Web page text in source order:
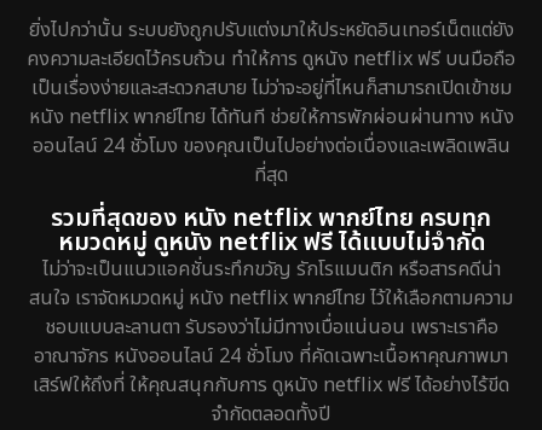
ยิ่งไปกว่านั้น ระบบยังถูกปรับแต่งมาให้ประหยัดอินเทอร์เน็ตแต่ยัง
คงความละเอียดไว้ครบถ้วน ทำให้การ ดูหนัง netflix ฟรี บนมือถือ
เป็นเรื่องง่ายและสะดวกสบาย ไม่ว่าจะอยู่ที่ไหนก็สามารถเปิดเข้าชม
หนัง netflix พากย์ไทย ได้ทันที ช่วยให้การพักผ่อนผ่านทาง หนัง
ออนไลน์ 24 ชั่วโมง ของคุณเป็นไปอย่างต่อเนื่องและเพลิดเพลิน
ที่สุด
รวมที่สุดของ หนัง netflix พากย์ไทย ครบทุก
หมวดหมู่ ดูหนัง netflix ฟรี ได้แบบไม่จำกัด
ไม่ว่าจะเป็นแนวแอคชั่นระทึกขวัญ รักโรแมนติก หรือสารคดีน่า
สนใจ เราจัดหมวดหมู่ หนัง netflix พากย์ไทย ไว้ให้เลือกตามความ
ชอบแบบละลานตา รับรองว่าไม่มีทางเบื่อแน่นอน เพราะเราคือ
อาณาจักร หนังออนไลน์ 24 ชั่วโมง ที่คัดเฉพาะเนื้อหาคุณภาพมา
เสิร์ฟให้ถึงที่ ให้คุณสนุกกับการ ดูหนัง netflix ฟรี ได้อย่างไร้ขีด
จำกัดตลอดทั้งปี